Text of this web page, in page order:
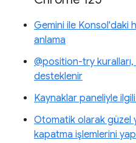
Gemini ile Konsol'daki
anlama
@position-try
desteklenir
Kaynaklar paneliyle
Otomatik olarak güzel
kapatma işlemlerini